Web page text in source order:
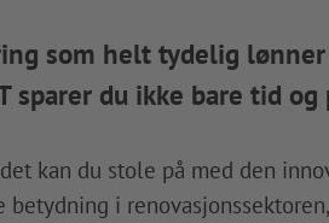
som helt tydelig
sparer du ikke bare tid
kan du stole på med den
betydning i